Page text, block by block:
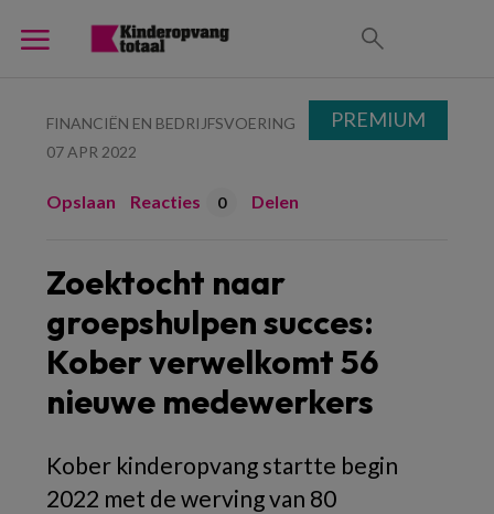
FINANCIËN EN BEDRIJFSVOERING
07 APR 2022
Opslaan Reacties 0 Delen
Zoektocht naar
groepshulpen succes:
Kober verwelkomt 56
nieuwe medewerkers
Kober kinderopvang startte begin
2022 met de werving van 80
PREMIUM